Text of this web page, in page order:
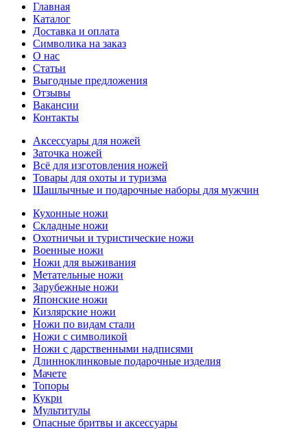
Главная
Каталог
Доставка и оплата
Символика на заказ
О нас
Статьи
Выгодные предложения
Отзывы
Вакансии
Контакты
Аксессуары для ножей
Заточка ножей
Всё для изготовления ножей
Товары для охоты и туризма
Шашлычные и подарочные наборы для мужчин
Кухонные ножи
Складные ножи
Охотничьи и туристические ножи
Военные ножи
Ножи для выживания
Метательные ножи
Зарубежные ножи
Японские ножи
Кизлярские ножи
Ножи по видам стали
Ножи с символикой
Ножи с дарственными надписями
Длинноклинковые подарочные изделия
Мачете
Топоры
Кукри
Мультитулы
Опасные бритвы и аксессуары